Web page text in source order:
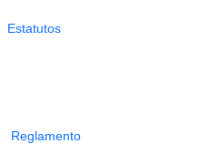
Estatutos
Reglamento